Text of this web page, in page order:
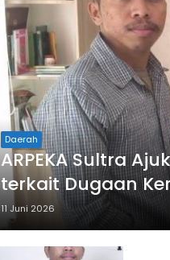
Daerah
ARPEKA Sultra
terkait Dugaan
Ilegal di Proyek
11 Juni 2026